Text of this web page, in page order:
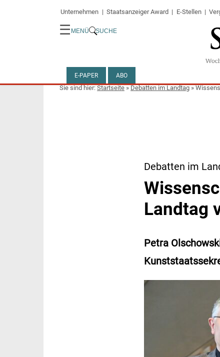
Unternehmen Staatsanzeiger Award E-Stellen
☰ MENÜ SUCHE
E-PAPER ABO
Startseite»Debatten im Landtag»
Debatten im
Landtag
Petra